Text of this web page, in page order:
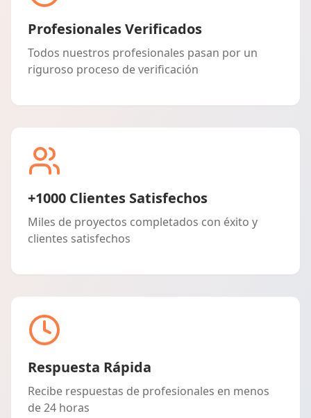
Profesionales Verificados
Todos nuestros profesionales pasan por un
riguroso proceso de verificación
+1000 Clientes Satisfechos
Miles de proyectos completados con éxito y
clientes satisfechos
Respuesta Rápida
Recibe respuestas de profesionales en menos
de 24 horas